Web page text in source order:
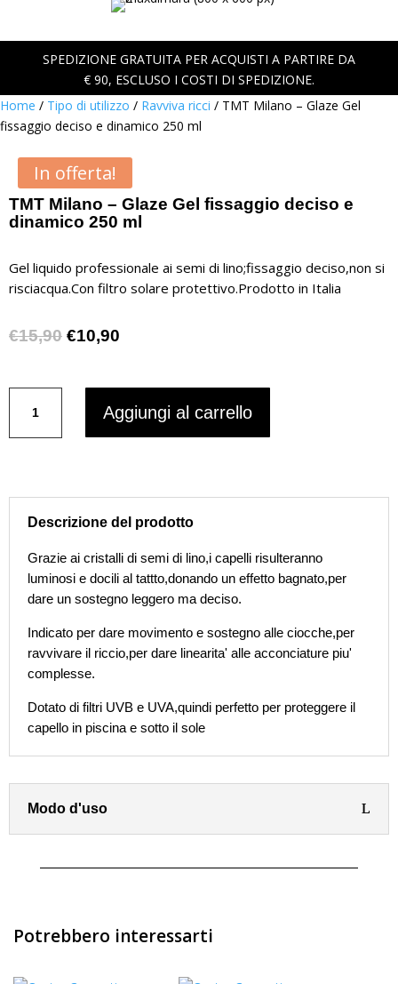
SPEDIZIONE GRATUITA PER ACQUISTI A PARTIRE DA
€ 90, ESCLUSO I COSTI DI SPEDIZIONE.
Home / Tipo di utilizzo / Ravviva ricci / TMT Milano – Glaze Gel
fissaggio deciso e dinamico 250 ml
In offerta!
TMT Milano – Glaze Gel fissaggio deciso e
dinamico 250 ml
Gel liquido professionale ai semi di lino;fissaggio deciso,non si
risciacqua.Con filtro solare protettivo.Prodotto in Italia
€15,90 Il
€15,90.
€10,90
€10,90.
Milano
-
fissaggio
deciso
dinamico
250
Aggiungi al carrello
Descrizione del prodotto
Grazie ai cristalli di semi di lino,i capelli risulteranno
luminosi e docili al tattto,donando un effetto bagnato,per
dare un sostegno leggero ma deciso.
Indicato per dare movimento e sostegno alle ciocche,per
ravvivare il riccio,per dare linearita' alle acconciature piu'
complesse.
Dotato di filtri UVB e UVA,quindi perfetto per proteggere il
capello in piscina e sotto il sole
Modo d'uso
Potrebbero interessarti